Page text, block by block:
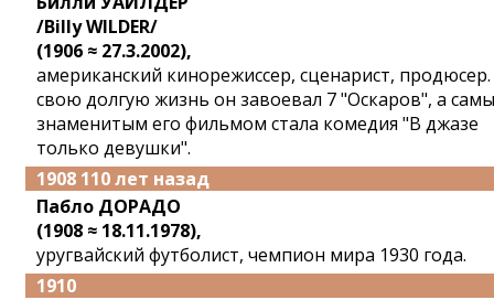
/Billy WILDER/
(1906 ≈ 27.3.2002),
американский кинорежиссер, сценарист, продюсер.
свою долгую жизнь он завоевал 7 "Оскаров", а
знаменитым его фильмом стала комедия "В джазе
только девушки".
1908 110 лет назад
Пабло ДОРАДО
(1908 ≈ 18.11.1978),
уругвайский футболист, чемпион мира 1930 года.
1910